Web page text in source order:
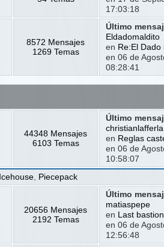
17:03:18
8572 Mensajes
1269 Temas
Último
Eldadomaldito
en Re:El Dado
en 06 de
08:28:41
44348 Mensajes
6103 Temas
Último
christianlafferla
en Reglas
en 06 de
10:58:07
Icehouse Piecepack
20656 Mensajes
2192 Temas
Último
matiaspepe
en
Last
en 06 de
12:56:48